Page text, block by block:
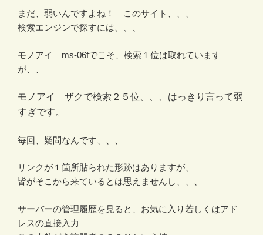
まだ、弱いんですよね！ このサイト、、、
検索エンジンで探すには、、、
モノアイ ms-06fでこそ、検索１位は取れています
が、、
モノアイ ザクで検索２５位、、、はっきり言って弱
すぎです。
毎回、疑問なんです、、、
リンクが１箇所貼られた形跡はありますが、
皆がそこから来ているとは思えませんし、、、
サーバーの管理履歴を見ると、お気に入り若しくはアド
レスの直接入力